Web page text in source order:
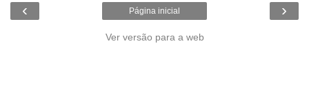
‹ ›
Página inicial
Ver versão para a web